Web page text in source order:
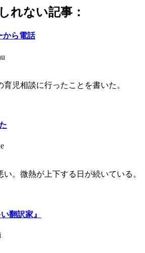
れない記事：
から電話
育児相談に行ったことを書いた。
。微熱が上下する日が続いている。
翻訳家』